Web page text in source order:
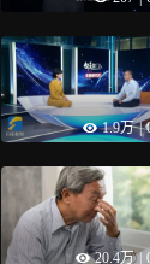
1.9万 |
20.4万